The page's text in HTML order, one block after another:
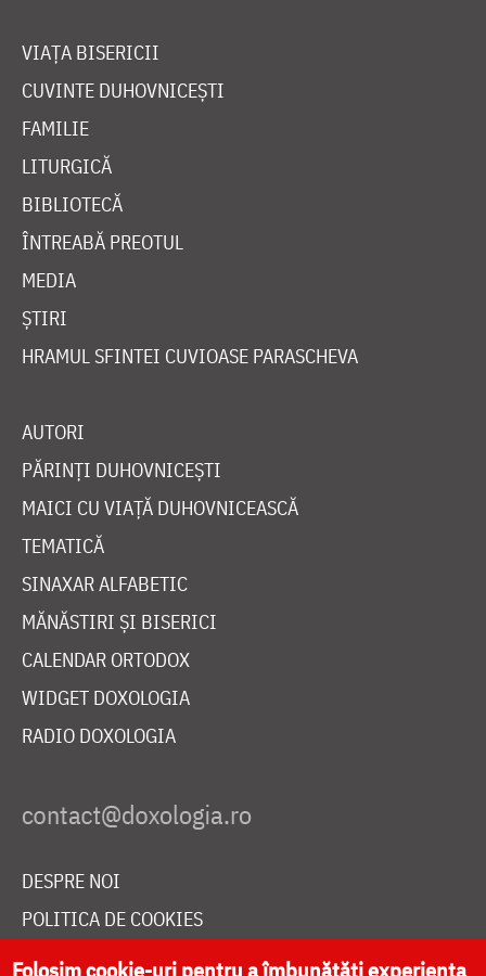
VIAȚA BISERICII
CUVINTE DUHOVNICEȘTI
FAMILIE
LITURGICĂ
BIBLIOTECĂ
ÎNTREABĂ PREOTUL
MEDIA
ȘTIRI
HRAMUL SFINTEI CUVIOASE PARASCHEVA
AUTORI
PĂRINȚI DUHOVNICEȘTI
MAICI CU VIAȚĂ DUHOVNICEASCĂ
TEMATICĂ
SINAXAR ALFABETIC
MĂNĂSTIRI ȘI BISERICI
CALENDAR ORTODOX
WIDGET DOXOLOGIA
RADIO DOXOLOGIA
DESPRE NOI
POLITICA DE COOKIES
DONEAZĂ ONLINE PENTRU CATEDRALA NAȚIONALĂ
Folosim cookie-uri pentru a îmbunătăți experiența